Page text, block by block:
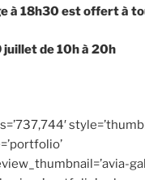
à 18h30 est offert à
juillet de 10h à 20h